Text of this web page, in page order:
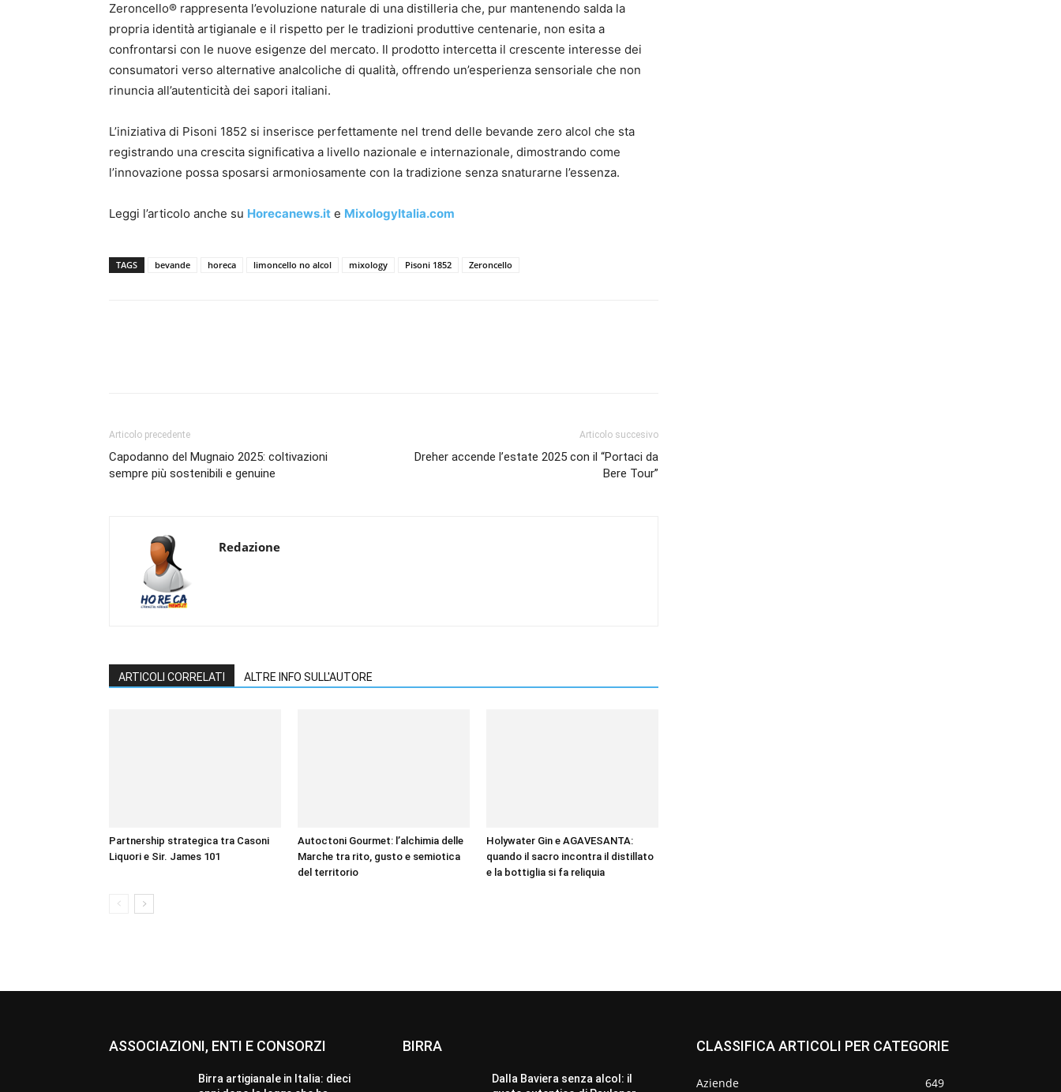
Zeroncello® rappresenta l’evoluzione naturale di una distilleria che, pur mantenendo salda la
propria identità artigianale e il rispetto per le tradizioni produttive centenarie, non esita a
confrontarsi con le nuove esigenze del mercato. Il prodotto intercetta il crescente interesse dei
consumatori verso alternative analcoliche di qualità, offrendo un’esperienza sensoriale che non
rinuncia all’autenticità dei sapori italiani.
L’iniziativa di Pisoni 1852 si inserisce perfettamente nel trend delle bevande zero alcol che sta
registrando una crescita significativa a livello nazionale e internazionale, dimostrando come
l’innovazione possa sposarsi armoniosamente con la tradizione senza snaturarne l’essenza.
Leggi l’articolo anche su Horecanews.it e MixologyItalia.com
TAGS bevande horeca limoncello no alcol mixology Pisoni 1852 Zeroncello
Articolo precedente
Capodanno del Mugnaio 2025: coltivazioni
sempre più sostenibili e genuine
Articolo succesivo
Dreher accende l’estate 2025 con il “Portaci da
Bere Tour”
Redazione
ARTICOLI CORRELATI ALTRE INFO SULL'AUTORE
Partnership strategica tra Casoni
Liquori e Sir. James 101
Autoctoni Gourmet: l’alchimia delle
Marche tra rito, gusto e semiotica
del territorio
Holywater Gin e AGAVESANTA:
quando il sacro incontra il distillato
e la bottiglia si fa reliquia
ASSOCIAZIONI, ENTI E CONSORZI
Birra artigianale in Italia: dieci
BIRRA
Dalla Baviera senza alcol: il
CLASSIFICA ARTICOLI PER CATEGORIE
Aziende 649